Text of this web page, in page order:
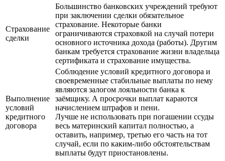
Страхование
сделки
Большинство банковских учреждений требуют
при заключении сделки обязательное
страхование. Некоторые банки
ограничиваются страховкой на случай потери
основного источника дохода (работы). Другим
банкам требуется страхование жизни владельца
сертификата и страхование имущества.
Выполнение
условий
кредитного
договора
Соблюдение условий кредитного договора и
своевременные стабильные выплаты по нему
являются залогом лояльности банка к
заёмщику. А просрочки выплат караются
начислением штрафов и пени.
Лучше не использовать при погашении ссуды
весь материнский капитал полностью, а
оставить, например, третью его часть на тот
случай, если по каким-либо обстоятельствам
выплаты будут приостановлены.